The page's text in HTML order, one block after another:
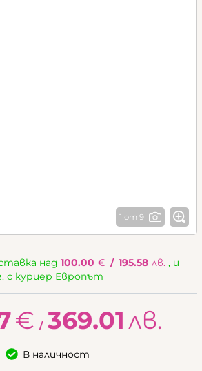
1 от 9
над 100.00 € / 195.58 лв. , и
с куриер Европът
€ / 369.01лв.
В наличност